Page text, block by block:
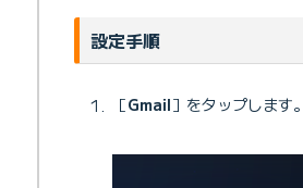
設定手順
［Gmail］をタップします